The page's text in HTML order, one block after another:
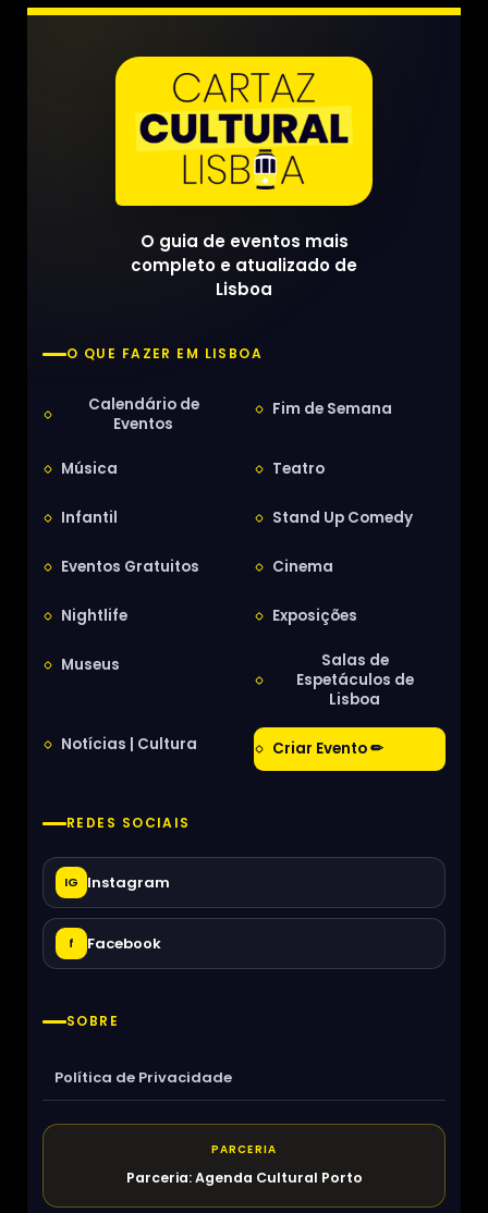
O guia de eventos mais
completo e atualizado de
Lisboa
O QUE FAZER EM LISBOA
Calendário de
Eventos
Fim de Semana
Música Teatro
Infantil Stand Up Comedy
Eventos Gratuitos Cinema
Nightlife Exposições
Museus
Salas de
Espetáculos de
Lisboa
Notícias | Cultura Criar Evento ✏
REDES SOCIAIS
IG Instagram
f Facebook
SOBRE
Política de Privacidade
PARCERIA
Parceria: Agenda Cultural Porto